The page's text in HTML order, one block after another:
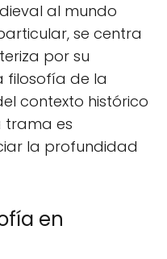
al mundo
se centra
por su
filosofía de la
contexto histórico
trama es
la profundidad
en